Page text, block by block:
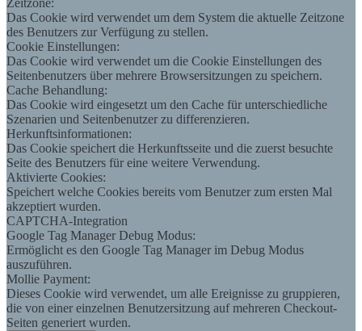
Zeitzone:
Das Cookie wird verwendet um dem System die aktuelle Zeitzone
des Benutzers zur Verfügung zu stellen.
Cookie Einstellungen:
Das Cookie wird verwendet um die Cookie Einstellungen des
Seitenbenutzers über mehrere Browsersitzungen zu speichern.
Cache Behandlung:
Das Cookie wird eingesetzt um den Cache für unterschiedliche
Szenarien und Seitenbenutzer zu differenzieren.
Herkunftsinformationen:
Das Cookie speichert die Herkunftsseite und die zuerst besuchte
Seite des Benutzers für eine weitere Verwendung.
Aktivierte Cookies:
Speichert welche Cookies bereits vom Benutzer zum ersten Mal
akzeptiert wurden.
CAPTCHA-Integration
Google Tag Manager Debug Modus:
Ermöglicht es den Google Tag Manager im Debug Modus
auszuführen.
Mollie Payment:
Dieses Cookie wird verwendet, um alle Ereignisse zu gruppieren,
die von einer einzelnen Benutzersitzung auf mehreren Checkout-
Seiten generiert wurden.